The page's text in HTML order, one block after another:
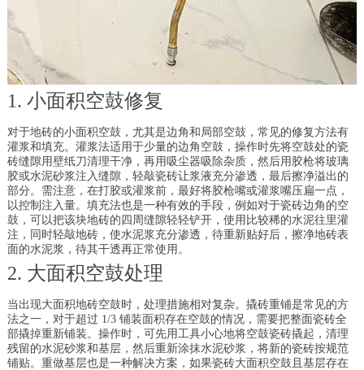
1. 小面积空鼓修复
对于地砖的小面积空鼓，尤其是边角和局部空鼓，常见的修复方法有
灌浆和填充。灌浆法适用于少量的边角空鼓，操作时先将空鼓处的瓷
砖缝隙用壁纸刀清理干净，再用吸尘器吸除杂质，然后用胶枪将玻璃
胶或水泥砂浆注入缝隙，轻敲瓷砖让浆液充分渗透，最后擦净溢出的
部分。需注意，在打胶或灌浆前，最好将胶枪嘴或灌浆嘴压扁一点，
以控制注入量。填充法也是一种有效的手段，例如对于瓷砖边角的空
鼓，可以把该块地砖的四周缝隙轻轻铲开，使用比较稀的水泥往里灌
注，同时轻敲地砖，使水泥浆充分渗透，待重新贴好后，擦净地砖表
面的水泥浆，待其干透再正常使用。
2. 大面积空鼓处理
当出现大面积地砖空鼓时，处理措施相对复杂。撬砖重铺是常见的方
法之一，对于超过 1/3 铺装面积存在空鼓的情况，需要把整面瓷砖全
部撬掉重新铺装。操作时，可先用工具小心地将空鼓瓷砖撬起，清理
残留的水泥砂浆和基层，然后重新涂抹水泥砂浆，将新的瓷砖按规范
铺贴。重做基层也是一种解决方案，如果瓷砖大面积空鼓且基层存在